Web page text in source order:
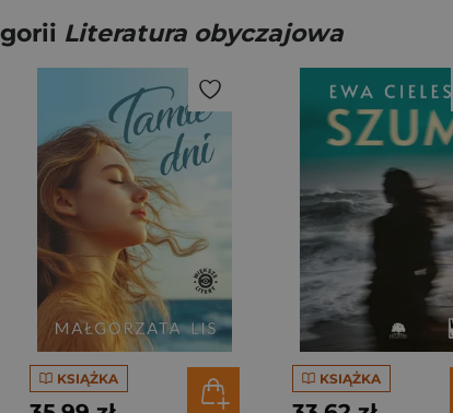
Literatura obyczajowa
KSIĄŻKA KSIĄŻKA